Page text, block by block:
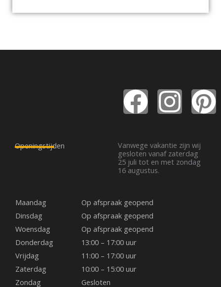
F
a
c
e
b
o
o
k
I
n
s
t
P
i
Openingstijden
Vanwege vakantie zijn wij
gesloten vanaf zaterdag
25 juli tot en met zondag
16 augustus.
Maandag
Op afspraak geopend
Dinsdag
Op afspraak geopend
Woensdag
Op afspraak geopend
Donderdag
13:00 – 17:00 uur
Vrijdag
11:00 – 17:00 uur
Zaterdag
10:00 – 15:00 uur
Zondag
Gesloten